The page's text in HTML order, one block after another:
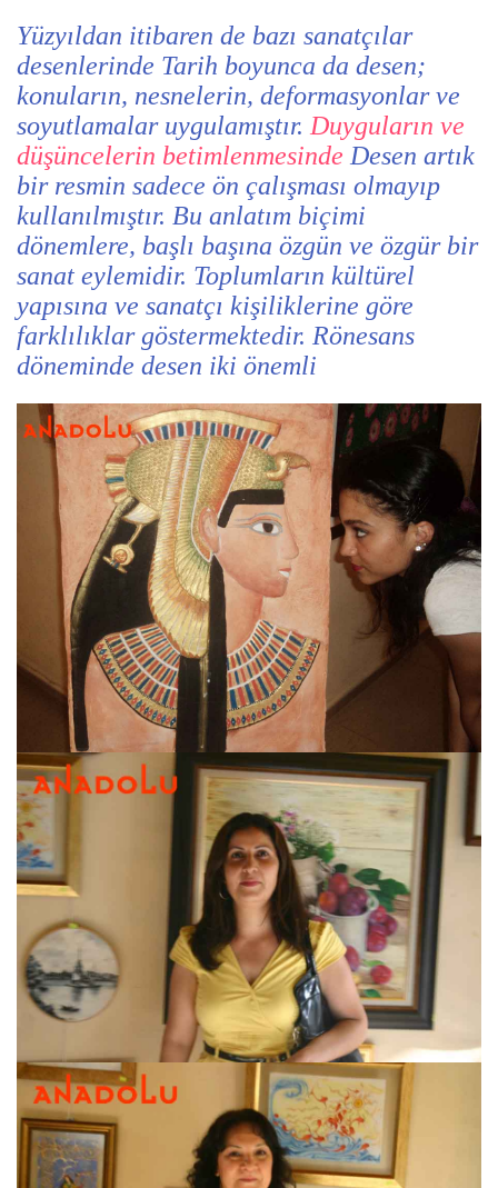
Yüzyıldan itibaren de bazı sanatçılar
desenlerinde Tarih boyunca da desen;
konuların, nesnelerin, deformasyonlar ve
soyutlamalar uygulamıştır.Duyguların ve
düşüncelerin betimlenmesinde Desen artık
bir resmin sadece ön çalışması olmayıp
kullanılmıştır. Bu anlatım biçimi
dönemlere, başlı başına özgün ve özgür bir
sanat eylemidir. Toplumların kültürel
yapısına ve sanatçı kişiliklerine göre
farklılıklar göstermektedir. Rönesans
döneminde desen iki önemli